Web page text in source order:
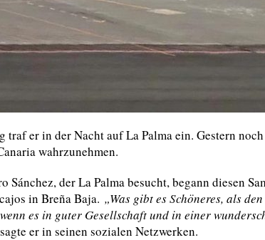
traf er in der Nacht auf La Palma ein. Gestern
wahrzunehmen.
Sánchez, der La Palma besucht, begann diesen
in Breña Baja. „Was gibt es Schöneres, als
es in guter Gesellschaft und in einer
er in seinen sozialen Netzwerken.